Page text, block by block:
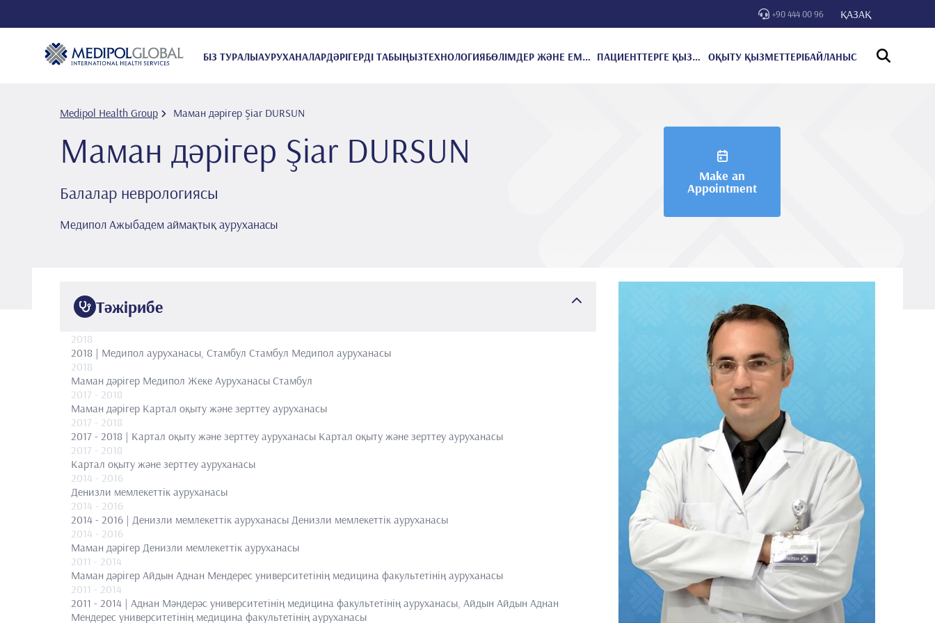
+90 444 00 96 ҚАЗАҚ
БІЗ ТУРАЛЫАУРУХАНАЛАРДӘРІГЕРДІ ТАБЫҢЫЗТЕХНОЛОГИЯ БӨЛІМДЕР ЖӘНЕ ЕМДЕУЛЕР ПАЦИЕНТТЕРГЕ ҚЫЗМЕТ КӨРСЕТУ ОҚЫТУ ҚЫЗМЕТТЕРІБАЙЛАНЫС
Medipol Health Group Маман дәрігер Şi̇ar DURSUN
Маман дәрігер Şi̇ar DURSUN
Балалар неврологиясы
Медипол Ажыбадем аймақтық ауруханасы
Make an
Appointment
Тәжірибе
2018
2018 | Медипол ауруханасы, Стамбул Стамбул Медипол ауруханасы
2018
Маман дәрігер Медипол Жеке Ауруханасы Стамбул
2017 - 2018
Маман дәрігер Картал оқыту және зерттеу ауруханасы
2017 - 2018
2017 - 2018 | Картал оқыту және зерттеу ауруханасы Картал оқыту және зерттеу ауруханасы
2017 - 2018
Картал оқыту және зерттеу ауруханасы
2014 - 2016
Денизли мемлекеттік ауруханасы
2014 - 2016
2014 - 2016 | Денизли мемлекеттік ауруханасы Денизли мемлекеттік ауруханасы
2014 - 2016
Маман дәрігер Денизли мемлекеттік ауруханасы
2011 - 2014
Маман дәрігер Айдын Аднан Мендерес университетінің медицина факультетінің ауруханасы
2011 - 2014
2011 - 2014 | Аднан Мәндерәс университетінің медицина факультетінің ауруханасы, Айдын Айдын Аднан
Мендерес университетінің медицина факультетінің ауруханасы